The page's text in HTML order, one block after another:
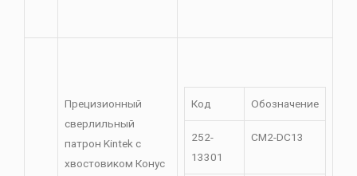
Прецизионный
сверлильный
патрон Kintek с
хвостовиком Конус
Код Обозначение
252-
13301
CM2-DC13